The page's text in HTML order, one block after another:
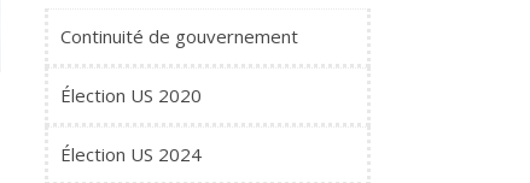
Continuité de gouvernement
Élection US 2020
Élection US 2024